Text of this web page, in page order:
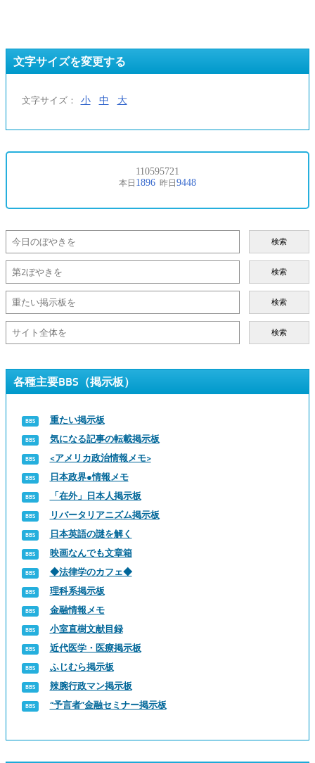
文字サイズを変更する
文字サイズ： 小 中 大
検索
検索
検索
検索
各種主要BBS（掲示板）
重たい掲示板
気になる記事の転載掲示板
<アメリカ政治情報メモ>
日本政界●情報メモ
「在外」日本人掲示板
リバータリアニズム掲示板
日本英語の謎を解く
映画なんでも文章箱
◆法律学のカフェ◆
理科系掲示板
金融情報メモ
小室直樹文献目録
近代医学・医療掲示板
ふじむら掲示板
辣腕行政マン掲示板
“予言者”金融セミナー掲示板